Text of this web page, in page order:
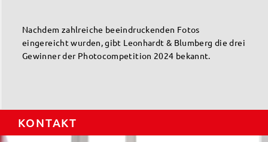
Nachdem zahlreiche beeindruckenden Fotos
eingereicht wurden, gibt Leonhardt & Blumberg die drei
Gewinner der Photocompetition 2024 bekannt.
KONTAKT